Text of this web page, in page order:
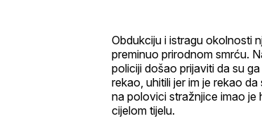
Obdukciju i istragu okolnosti
preminuo prirodnom smrću.
policiji došao prijaviti da su
rekao, uhitili jer im je rekao
na polovici stražnjice imao je
cijelom tijelu.